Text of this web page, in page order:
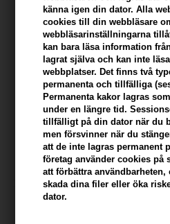
känna igen din dator. Alla
cookies till din webbläsare
webbläsarinställningarna
kan bara läsa information
lagrat själva och kan inte
webbplatser. Det finns två
permanenta och tillfälliga
Permanenta kakor lagras
under en längre tid.
tillfälligt på din dator när du
men försvinner när du
att de inte lagras permanent
företag använder cookies på
att förbättra
skada dina filer eller öka
dator.
Paul Mitchell Awapuhi
Shampoo 1000 ml
810,00 SEK